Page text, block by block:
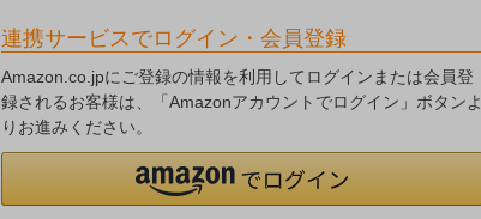
連携サービスでログイン・会員登録
Amazon.co.jpにご登録の情報を利用してログインまたは会員登
録されるお客様は、「Amazonアカウントでログイン」ボタンよ
りお進みください。